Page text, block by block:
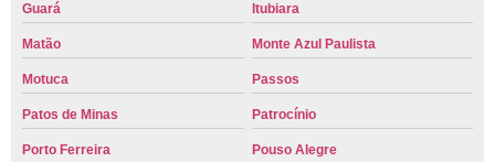
Guará Itubiara
Matão Monte Azul Paulista
Motuca Passos
Patos de Minas Patrocínio
Porto Ferreira Pouso Alegre